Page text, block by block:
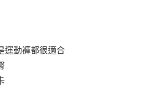
分期的期數、繳款截止日，確認付款後即完
金額請依後續交易確認頁面所載為準。
確認交易或遇審核未通過，訂單將自動取
之後才付款」的支付方式。 讓您購物簡單
綁卡、不需儲值。
認證，即可結帳。
，再付款。
運動褲都很適合